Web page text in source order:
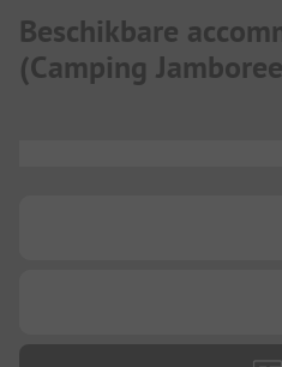
Beschikbare
(Camping Jamboree